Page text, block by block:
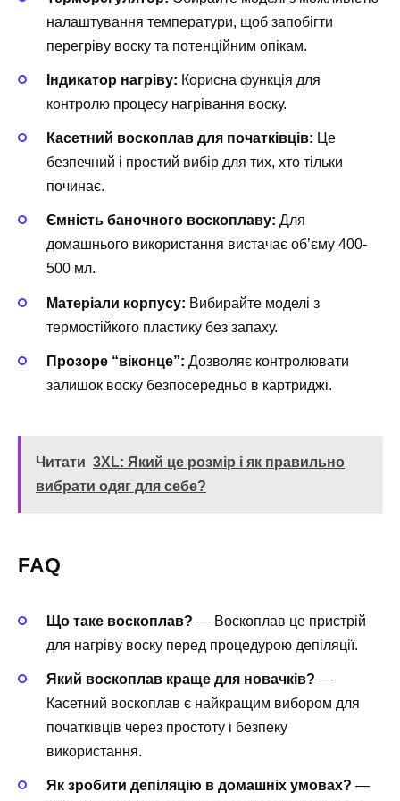
налаштування температури, щоб запобігти
перегріву воску та потенційним опікам.
Індикатор нагріву: Корисна функція для
контролю процесу нагрівання воску.
Касетний воскоплав для початківців: Це
безпечний і простий вибір для тих, хто тільки
починає.
Ємність баночного воскоплаву: Для
домашнього використання вистачає об’єму 400-
500 мл.
Матеріали корпусу: Вибирайте моделі з
термостійкого пластику без запаху.
Прозоре “віконце”: Дозволяє контролювати
залишок воску безпосередньо в картриджі.
Читати 3XL: Який це розмір і як правильно
вибрати одяг для себе?
FAQ
Що таке воскоплав? — Воскоплав це пристрій
для нагріву воску перед процедурою депіляції.
Який воскоплав краще для новачків? —
Касетний воскоплав є найкращим вибором для
початківців через простоту і безпеку
використання.
Як зробити депіляцію в домашніх умовах? —